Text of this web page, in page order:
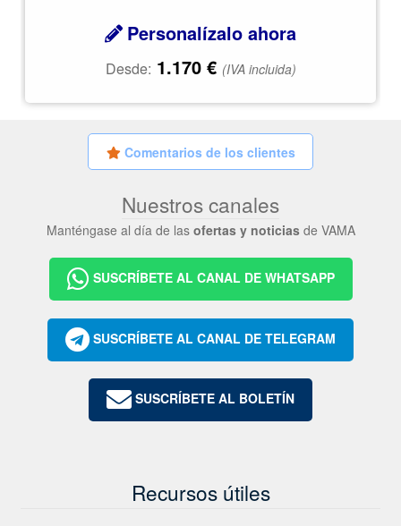
Personalízalo ahora
Desde: 1.170 € (IVA incluida)
Comentarios de los clientes
Nuestros canales
Manténgase al día de las ofertas y noticiasde VAMA
SUSCRÍBETE AL CANAL DE WHATSAPP
SUSCRÍBETE AL CANAL DE TELEGRAM
SUSCRÍBETE AL BOLETÍN
Recursos útiles